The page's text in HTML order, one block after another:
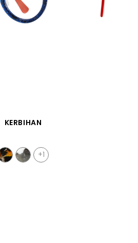
VISTA RÁPIDA
KERBIHAN
+1